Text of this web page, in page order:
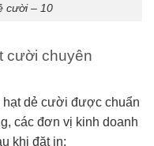
cười – 10
cười chuyên
dẻ cười được chuẩn
các đơn vị kinh doanh
khi đặt in: